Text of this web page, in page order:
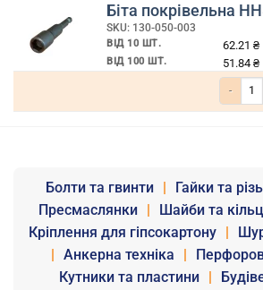
Біта покрівельна
SKU: 130-050-003
ВІД 10 ШТ. 62.21 ₴
ВІД 100 ШТ. 51.84 ₴
Болти та гвинти | Гайки та
Пресмаслянки | Шайби та
Кріплення для гіпсокартону
|
| Анкерна техніка |
Кутники та пластини |